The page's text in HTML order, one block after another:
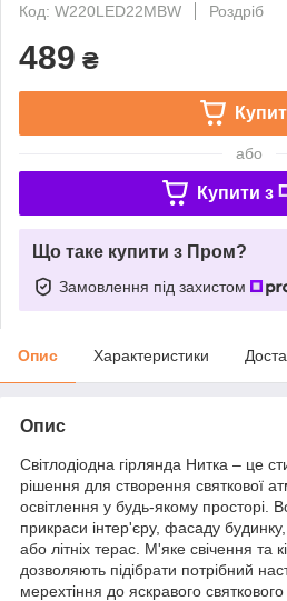
Код: W220LED22MBW
Роздріб
489 ₴
або
Купити з
Що таке купити з Пром?
Замовлення під захистом
Опис Характеристики
Опис
Світлодіодна гірлянда Нитка – це
рішення для створення святкової
освітлення у будь-якому просторі.
прикраси інтер'єру, фасаду
або літніх терас. М'яке свічення та
дозволяють підібрати потрібний
мерехтіння до яскравого